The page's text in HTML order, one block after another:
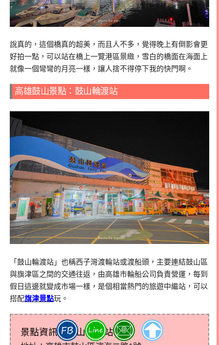
說真的，這個橋真的超美，而且人不多，覺得晚上有倒影會更
好拍一點，可以站在橋上一覽港區景緻，雪白的橋面在海面上
就像一個彎彎的月亮一樣，讓人捨不得停下我的快門啊。
高雄鼓山景點：鼓山輪渡站
「鼓山輪渡站」也稱西子灣渡輪站或渡船頭，主要連結鼓山區
與旗津區之間的交通往返，由高雄市輪船公司負責營運，每到
假日這邊就變成市場一樣，是個相當熱門的旅遊中繼站，可以
搭配旗津景點玩。
景點資訊：鼓山輪渡站